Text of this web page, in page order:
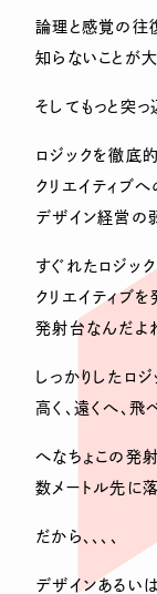
論理と感覚の往
知らないことが
そしてもっと突っ
ロジックを徹底
クリエイティブ
デザイン経営の
すぐれたロジック
クリエイティブ
発射台なんだよ
しっかりしたロジ
高く、遠くへ、飛
へなちょこの発射
数メートル先に
だから、、、、
デザインあるい